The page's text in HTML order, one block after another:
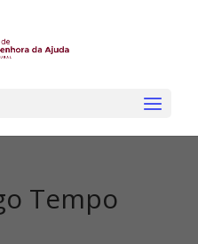
Tempo